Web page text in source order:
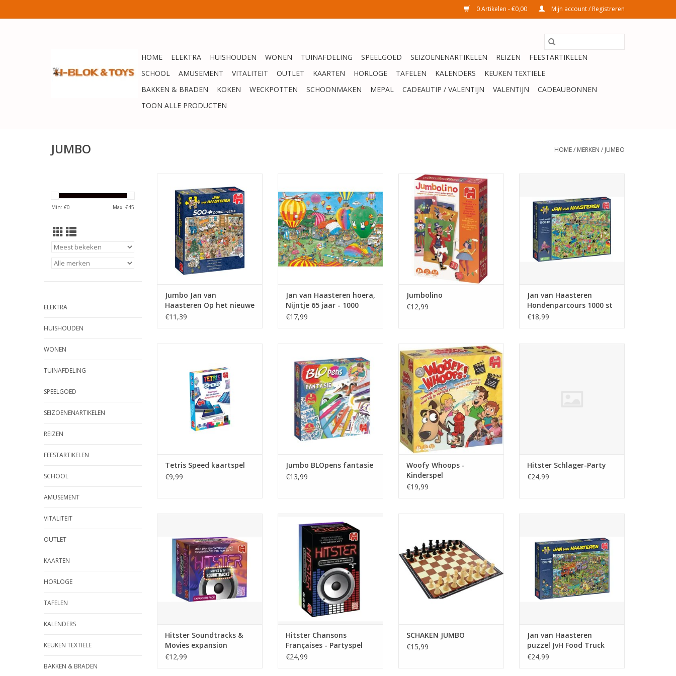
0 Artikelen - €0,00 Mijn account / Registreren
HOME ELEKTRA HUISHOUDEN WONEN TUINAFDELING SPEELGOED SEIZOENENARTIKELEN REIZEN
FEESTARTIKELEN
SCHOOL
AMUSEMENT VITALITEIT OUTLET KAARTEN HORLOGE TAFELEN KALENDERS
KEUKEN TEXTIELE
BAKKEN & BRADEN
KOKEN WECKPOTTEN SCHOONMAKEN MEPAL CADEAUTIP / VALENTIJN VALENTIJN
CADEAUBONNEN
TOON ALLE PRODUCTEN
JUMBO HOME/ MERKEN / JUMBO
Min: €0 Max: €45
ELEKTRA
HUISHOUDEN
WONEN
TUINAFDELING
SPEELGOED
SEIZOENENARTIKELEN
REIZEN
FEESTARTIKELEN
SCHOOL
AMUSEMENT
VITALITEIT
OUTLET
KAARTEN
HORLOGE
TAFELEN
KALENDERS
KEUKEN TEXTIELE
BAKKEN & BRADEN
nieuwe jaar - 500 stukjes
Jumbo Jan van
Haasteren Op het nieuwe
jaar - 500 stukjes
€11,39
TOEVOEGEN AAN WINKELWAGEN
Jan van Haasteren hoera,
Nijntje 65 jaar - 1000
stukjes
€17,99
Jumbolino
TOEVOEGEN AAN WINKELWAGEN
Jumbolino
€12,99
TOEVOEGEN AAN WINKELWAGEN
Jan van Haasteren
Hondenparcours 1000 st
€18,99
Tetris Speed kaartspel
€9,99
Jumbo BLOpens fantasie
€13,99
Woofy Whoops - Kinderspel
TOEVOEGEN AAN WINKELWAGEN
Woofy Whoops -
Kinderspel
€19,99
Hitster Schlager-Party
€24,99
TOEVOEGEN AAN WINKELWAGEN
Hitster Soundtracks &
Movies expansion
€12,99
Partyspel (FR)
TOEVOEGEN AAN WINKELWAGEN
Hitster Chansons
Françaises - Partyspel
(FR)
€24,99
SCHAKEN JUMBO
€15,99
TOEVOEGEN AAN WINKELWAGEN
Jan van Haasteren
puzzel JvH Food Truck
Festival 1
€24,99